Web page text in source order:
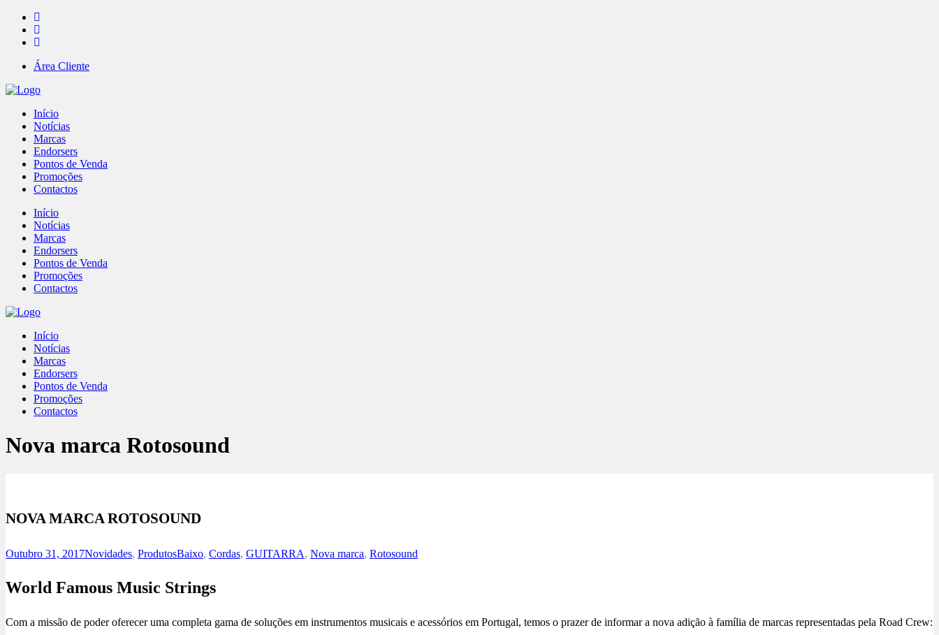
Área Cliente
Início
Notícias
Marcas
Endorsers
Pontos de Venda
Promoções
Contactos
Início
Notícias
Marcas
Endorsers
Pontos de Venda
Promoções
Contactos
Início
Notícias
Marcas
Endorsers
Pontos de Venda
Promoções
Contactos
Nova marca Rotosound
NOVA MARCA ROTOSOUND
Outubro 31, 2017Novidades, ProdutosBaixo, Cordas, GUITARRA, Nova marca, Rotosound
World Famous Music Strings
Com a missão de poder oferecer uma completa gama de soluções em instrumentos musicais e acessórios em Portugal, temos o prazer de informar a nova adição à família de marcas representadas pela Road Crew: